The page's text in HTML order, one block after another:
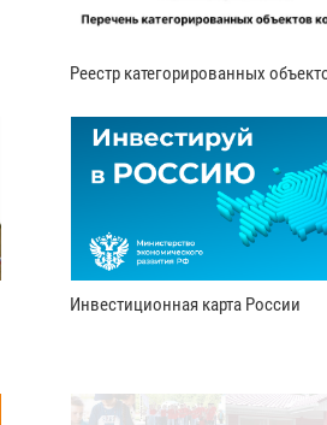
Реестр категорированных
Инвестиционная карта России